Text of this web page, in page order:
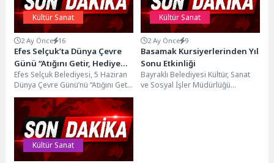
Kültür Sanat
2 Ay Önce 16
Efes Selçuk’ta Dünya Çevre
Günü “Atığını Getir, Hediyeni
Götür” Etkinliğiyle Kutlandı
Efes Selçuk Belediyesi, 5 Haziran
Dünya Çevre Günü’nü “Atığını Getir,
Hediyeni Götür” etkinliğiyle
kutladı. Pazar...
Kültür Sanat
2 Ay Önce 9
Basamak Kursiyerlerinden Yıl
Sonu Etkinliği
Bayraklı Belediyesi Kültür, Sanat
ve Sosyal İşler Müdürlüğü
Kültür Sanat